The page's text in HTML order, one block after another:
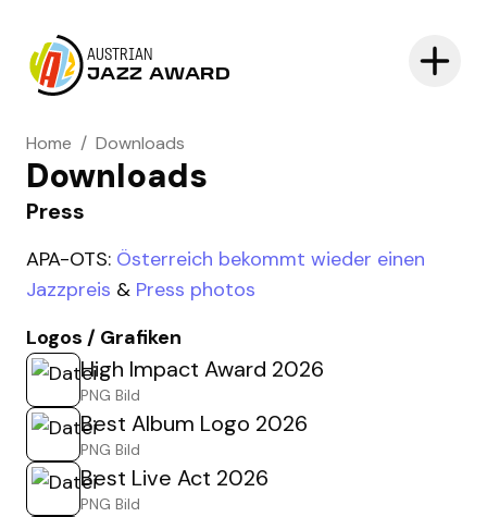
AUSTRIAN
JAZZ AWARD
Home / Downloads
Downloads
Press
APA-OTS: Österreich bekommt wieder einen
Jazzpreis & Press photos
Logos / Grafiken
High Impact Award 2026
PNG Bild
Best Album Logo 2026
PNG Bild
Best Live Act 2026
PNG Bild